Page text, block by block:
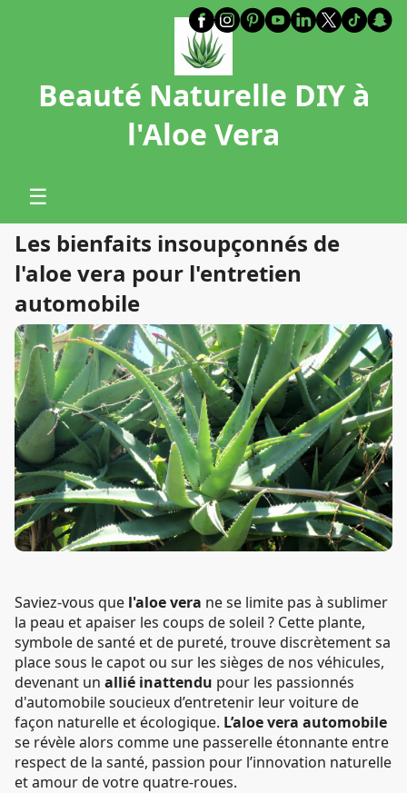
Beauté Naturelle DIY à
l'Aloe Vera
☰
Les bienfaits insoupçonnés de
l'aloe vera pour l'entretien
automobile
Saviez-vous que l'aloe vera ne se limite pas à sublimer
la peau et apaiser les coups de soleil ? Cette plante,
symbole de santé et de pureté, trouve discrètement sa
place sous le capot ou sur les sièges de nos véhicules,
devenant un allié inattendu pour les passionnés
d'automobile soucieux d’entretenir leur voiture de
façon naturelle et écologique. L’aloe vera automobile
se révèle alors comme une passerelle étonnante entre
respect de la santé, passion pour l’innovation naturelle
et amour de votre quatre-roues.